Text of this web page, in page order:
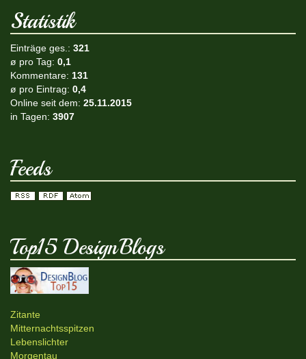
Statistik
Einträge ges.: 321
ø pro Tag: 0,1
Kommentare: 131
ø pro Eintrag: 0,4
Online seit dem: 25.11.2015
in Tagen: 3907
Feeds
Top15 DesignBlogs
Zitante
Mitternachtsspitzen
Lebenslichter
Morgentau